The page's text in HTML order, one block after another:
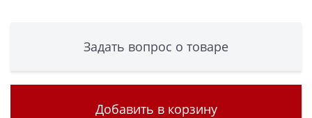
Задать вопрос о товаре
Добавить в корзину